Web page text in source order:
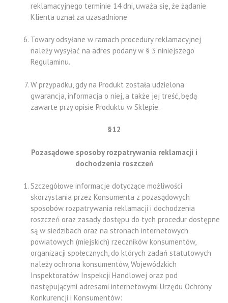
reklamacyjnego terminie 14 dni, uważa się, że żądanie
Klienta uznał za uzasadnione
Towary odsyłane w ramach procedury reklamacyjnej
należy wysyłać na adres podany w § 3 niniejszego
Regulaminu.
W przypadku, gdy na Produkt została udzielona
gwarancja, informacja o niej, a także jej treść, będą
zawarte przy opisie Produktu w Sklepie.
§12
Pozasądowe sposoby rozpatrywania reklamacji i
dochodzenia roszczeń
Szczegółowe informacje dotyczące możliwości
skorzystania przez Konsumenta z pozasądowych
sposobów rozpatrywania reklamacji i dochodzenia
roszczeń oraz zasady dostępu do tych procedur dostępne
są w siedzibach oraz na stronach internetowych
powiatowych (miejskich) rzeczników konsumentów,
organizacji społecznych, do których zadań statutowych
należy ochrona konsumentów, Wojewódzkich
Inspektoratów Inspekcji Handlowej oraz pod
następującymi adresami internetowymi Urzędu Ochrony
Konkurencji i Konsumentów: